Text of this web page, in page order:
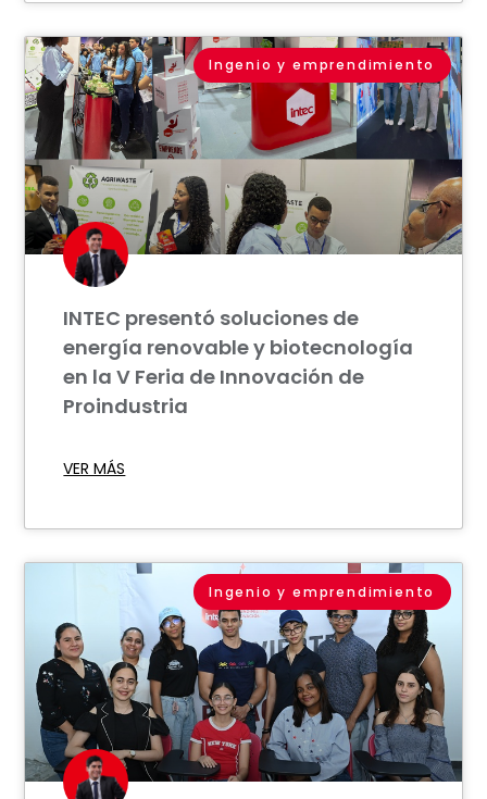
Ingenio y emprendimiento
INTEC presentó soluciones de
energía renovable y biotecnología
en la V Feria de Innovación de
Proindustria
VER MÁS
Ingenio y emprendimiento